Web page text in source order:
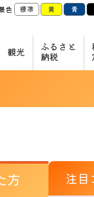
色 標準 黄 青
観光
ふるさと
納税
方
注目